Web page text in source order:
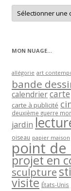
Retrouver
les
articles
MON NUAGE…
allégorie art
bande
calendriercarte
carte à publicité
deuxième guerre
jardin
oiseau papier maison
point de
projet en
sculpture
visite États-Unis